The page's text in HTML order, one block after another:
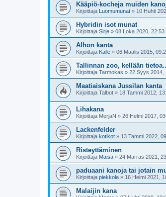
Kääpiö-kocheja muiden
Kirjoittaja Luomumunat » 10 Huhti
Hybridin isot munat
Kirjoittaja Sirje » 08 Loka 2020, 22:53
Alhon kanta
Kirjoittaja Kalle » 06 Maalis 2015,
Tallinnan zoo, kellään
Kirjoittaja Tarmokas » 22 Syys 2014,
Maatiaiskana Jussilan kanta
Kirjoittaja Talbot » 18 Tammi 2012,
Lihakana
Kirjoittaja MerjaN » 26 Helmi 2017,
Lackenfelder
Kirjoittaja kotikot » 13 Tammi 2022,
Risteyttäminen
Kirjoittaja Maisa » 24 Marras 2021,
paduaani kanoja tai jotain
Kirjoittaja piekkola » 16 Helmi 2021,
Malaijin kana